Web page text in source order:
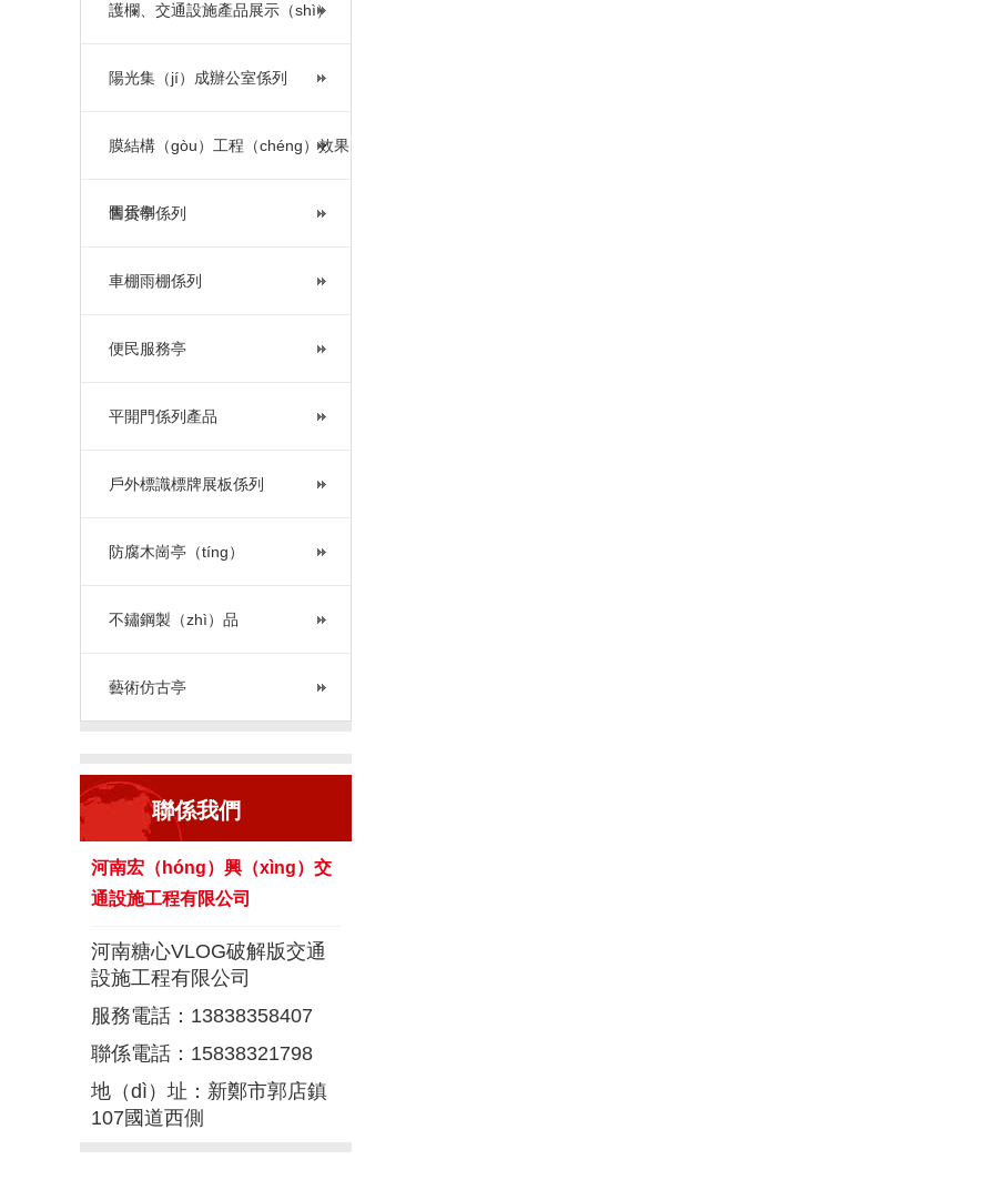
護欄、交通設施產品展示（shì）
陽光集（jí）成辦公室係列
膜結構（gòu）工程（chéng）效果
圖示例
售貨亭係列
車棚雨棚係列
便民服務亭
平開門係列產品
戶外標識標牌展板係列
防腐木崗亭（tíng）
不鏽鋼製（zhì）品
藝術仿古亭
聯係我們
河南宏（hóng）興（xìng）交
通設施工程有限公司
河南糖心VLOG破解版交通
設施工程有限公司
服務電話：13838358407
聯係電話：15838321798
地（dì）址：新鄭市郭店鎮
107國道西側